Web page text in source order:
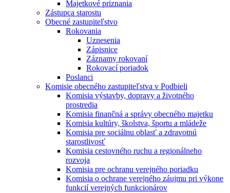
Majetkové priznania
Zástupca starostu
Obecné zastupiteľstvo
Rokovania
Uznesenia
Zápisnice
Záznamy rokovaní
Rokovací poriadok
Poslanci
Komisie obecného zastupiteľstva v Podbieli
Komisia výstavby, dopravy a životného
prostredia
Komisia finančná a správy obecného majetku
Komisia kultúry, školstva, športu a mládeže
Komisia pre sociálnu oblasť a zdravotnú
starostlivosť
Komisia cestovného ruchu a regionálneho
rozvoja
Komisia pre ochranu verejného poriadku
Komisia o ochrane verejného záujmu pri výkone
funkcií verejných funkcionárov